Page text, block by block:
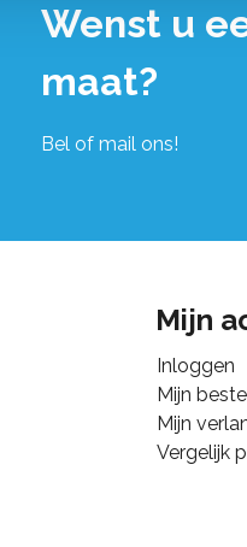
Wenst u
maat?
Bel of mail ons!
Mijn
Inloggen
Mijn
Mijn
Vergelijk